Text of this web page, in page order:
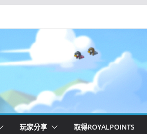
玩家分享 取得ROYALPOINTS